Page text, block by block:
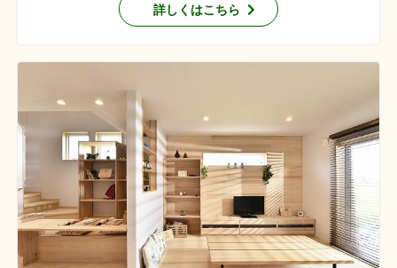
詳しくはこちら